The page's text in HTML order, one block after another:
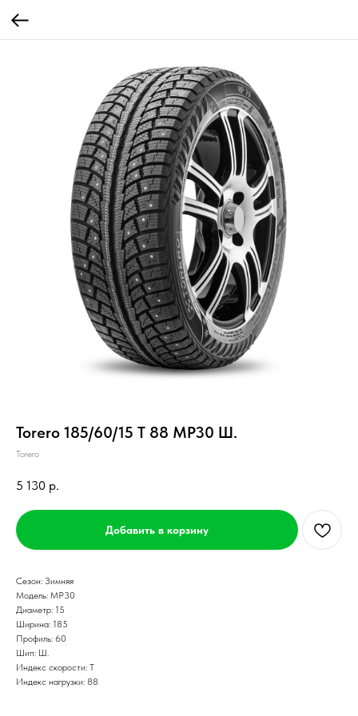
Torero 185/60/15 T 88 MP30 Ш.
Torero
5 130 р.
Добавить в корзину
Сезон: Зимняя
Модель: MP30
Диаметр: 15
Ширина: 185
Профиль: 60
Шип: Ш.
Индекс скорости: T
Индекс нагрузки: 88